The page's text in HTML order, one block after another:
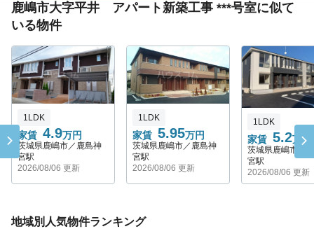
鹿嶋市大字平井 アパート新築工事 ***号室に似て
いる物件
家賃 4.9万円
1LDK
茨城県鹿嶋市／鹿島神
宮駅
2026/08/06 更新
家賃 5.95万円
1LDK
茨城県鹿嶋市／鹿島神
宮駅
2026/08/06 更新
家賃 5.2万円
1LDK
茨城県鹿嶋市／
宮駅
2026/08/06 更新
地域別人気物件ランキング